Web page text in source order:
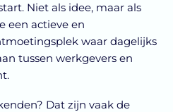
Niet als idee, maar als
een actieve en
waar dagelijks
tussen werkgevers en
Dat zijn vaak de